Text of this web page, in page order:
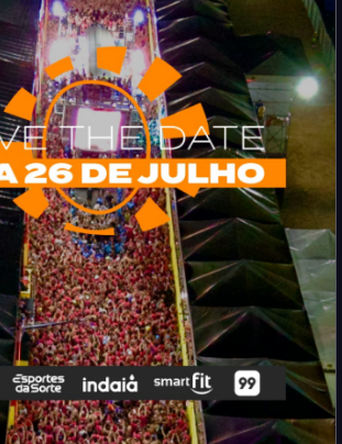
novidades do entretenimento na região de
coberturas exclusivas e muito mais.
Marketing E Negócios
Música
News Tech